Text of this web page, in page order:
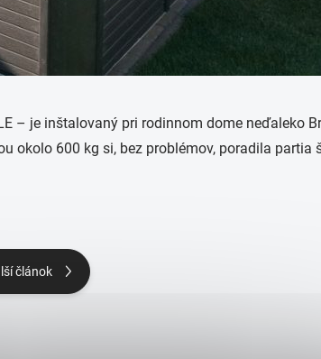
– je inštalovaný pri rodinnom dome neďaleko
okolo 600 kg si, bez problémov, poradila partia
článok